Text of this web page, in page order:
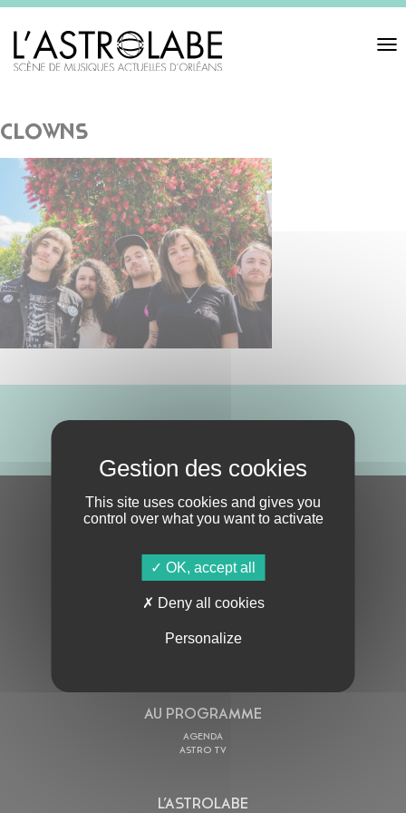
Toggle
clowns
S'ABONNER À LA NEWSLETTER
AU PROGRAMME
AGENDA
ASTRO TV
L’ASTROLABE
This site uses cookies and gives you
control over what you want to activate
OK, accept all
Deny all cookies
Personalize